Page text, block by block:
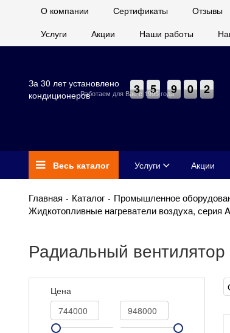
О компании Сертификаты Отзывы
Услуги
Акции Наши работы
Работаем для Вас с 1995 года
За 30 лет установлено
кондиционеров
3 5 9 0 2
Весь каталог Услуги Акции
Главная Каталог Промышленное
Жидкотопливные нагреватели воздуха, серия
Радиальный вентилятор
Цена